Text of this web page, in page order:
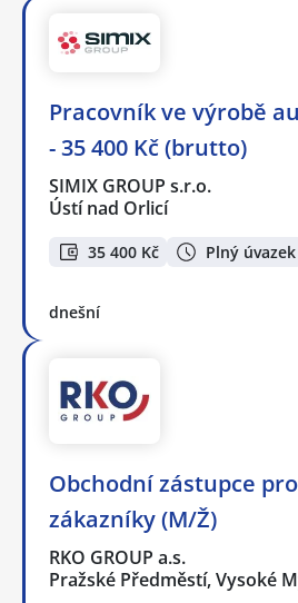
Pracovník ve výrobě
- 35 400 Kč (brutto)
SIMIX GROUP s.r.o.
Ústí nad Orlicí
35 400 Kč Plný úvazek
dnešní
Obchodní zástupce
zákazníky (M/Ž)
RKO GROUP a.s.
Pražské Předměstí, Vysoké